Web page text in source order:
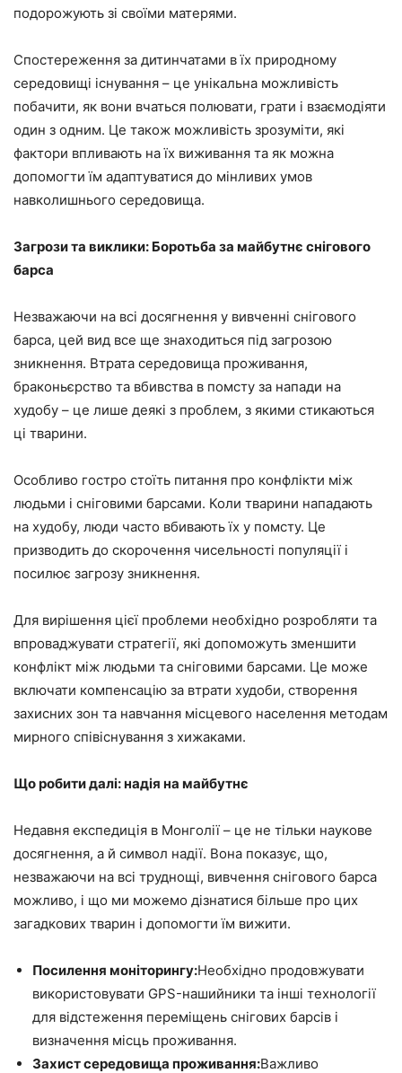
подорожують зі своїми матерями.
Спостереження за дитинчатами в їх природному
середовищі існування – це унікальна можливість
побачити, як вони вчаться полювати, грати і взаємодіяти
один з одним. Це також можливість зрозуміти, які
фактори впливають на їх виживання та як можна
допомогти їм адаптуватися до мінливих умов
навколишнього середовища.
Загрози та виклики: Боротьба за майбутнє снігового
барса
Незважаючи на всі досягнення у вивченні снігового
барса, цей вид все ще знаходиться під загрозою
зникнення. Втрата середовища проживання,
браконьєрство та вбивства в помсту за напади на
худобу – це лише деякі з проблем, з якими стикаються
ці тварини.
Особливо гостро стоїть питання про конфлікти між
людьми і сніговими барсами. Коли тварини нападають
на худобу, люди часто вбивають їх у помсту. Це
призводить до скорочення чисельності популяції і
посилює загрозу зникнення.
Для вирішення цієї проблеми необхідно розробляти та
впроваджувати стратегії, які допоможуть зменшити
конфлікт між людьми та сніговими барсами. Це може
включати компенсацію за втрати худоби, створення
захисних зон та навчання місцевого населення методам
мирного співіснування з хижаками.
Що робити далі: надія на майбутнє
Недавня експедиція в Монголії – це не тільки наукове
досягнення, а й символ надії. Вона показує, що,
незважаючи на всі труднощі, вивчення снігового барса
можливо, і що ми можемо дізнатися більше про цих
загадкових тварин і допомогти їм вижити.
Посилення моніторингу:Необхідно продовжувати
використовувати GPS-нашийники та інші технології
для відстеження переміщень снігових барсів і
визначення місць проживання.
Захист середовища проживання:Важливо